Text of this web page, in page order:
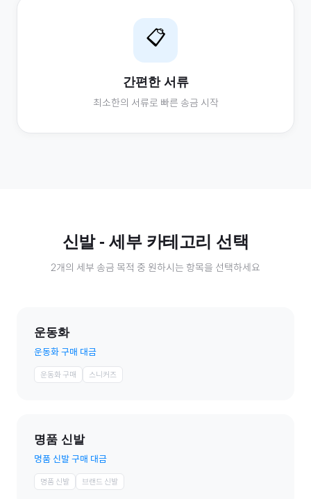
📋
간편한 서류
최소한의 서류로 빠른 송금 시작
신발- 세부 카테고리 선택
2개의 세부 송금 목적 중 원하시는 항목을 선택하세요
운동화
운동화 구매 대금
운동화 구매 스니커즈
명품 신발
명품 신발 구매 대금
명품 신발 브랜드 신발